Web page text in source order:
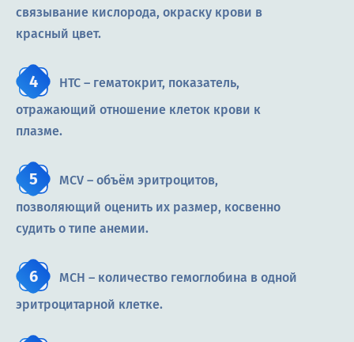
связывание кислорода, окраску крови в
красный цвет.
HTC – гематокрит, показатель,
отражающий отношение клеток крови к
плазме.
MCV – объём эритроцитов,
позволяющий оценить их размер, косвенно
судить о типе анемии.
MCH – количество гемоглобина в одной
эритроцитарной клетке.